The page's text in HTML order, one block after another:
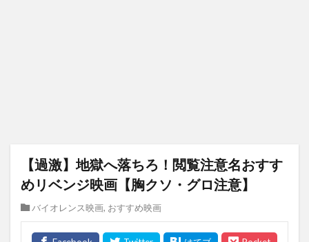
【過激】地獄へ落ちろ！閲覧注意名おすす
めリベンジ映画【胸クソ・グロ注意】
バイオレンス映画, おすすめ映画